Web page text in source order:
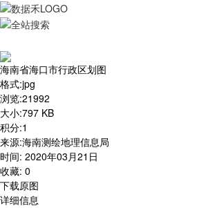
海南省海口市行政区划图
格式:jpg
浏览:21992
大小:797 KB
积分:1
来源:海南测绘地理信息局
时间: 2020年03月21日
收藏: 0
下载原图
详细信息